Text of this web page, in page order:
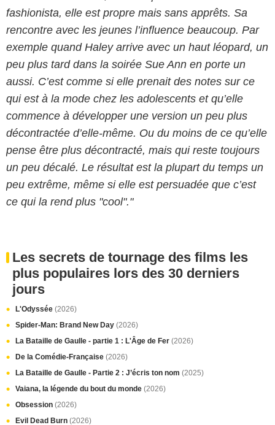
fashionista, elle est propre mais sans apprêts. Sa
rencontre avec les jeunes l’influence beaucoup. Par
exemple quand Haley arrive avec un haut léopard, un
peu plus tard dans la soirée Sue Ann en porte un
aussi. C’est comme si elle prenait des notes sur ce
qui est à la mode chez les adolescents et qu’elle
commence à développer une version un peu plus
décontractée d’elle-même. Ou du moins de ce qu’elle
pense être plus décontracté, mais qui reste toujours
un peu décalé. Le résultat est la plupart du temps un
peu extrême, même si elle est persuadée que c’est
ce qui la rend plus "cool"."
Les secrets de tournage des films les
plus populaires lors des 30 derniers
jours
L'Odyssée (2026)
Spider-Man: Brand New Day (2026)
La Bataille de Gaulle - partie 1 : L'Âge de Fer (2026)
De la Comédie-Française (2026)
La Bataille de Gaulle - Partie 2 : J’écris ton nom (2025)
Vaiana, la légende du bout du monde (2026)
Obsession (2026)
Evil Dead Burn (2026)